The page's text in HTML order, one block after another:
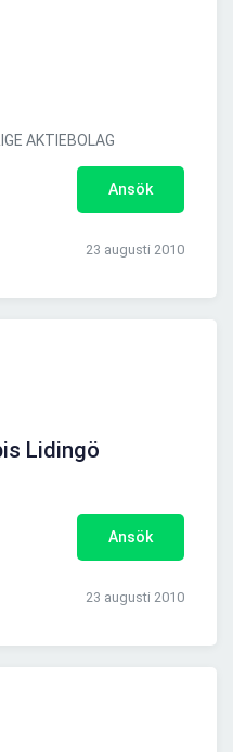
AKTIEBOLAG
Ansök
23 augusti 2010
Lidingö
Ansök
23 augusti 2010